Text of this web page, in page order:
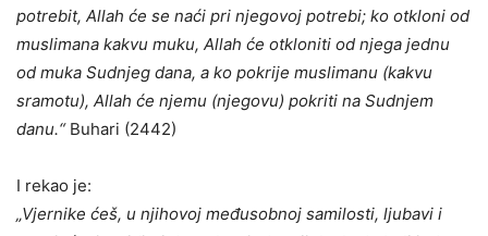
potrebit, Allah će se naći pri njegovoj potrebi; ko otkloni od
muslimana kakvu muku, Allah će otkloniti od njega jednu
od muka Sudnjeg dana, a ko pokrije muslimanu (kakvu
sramotu), Allah će njemu (njegovu) pokriti na Sudnjem
danu.“Buhari (2442)
I rekao je:
„Vjernike ćeš, u njihovoj međusobnoj samilosti, ljubavi i